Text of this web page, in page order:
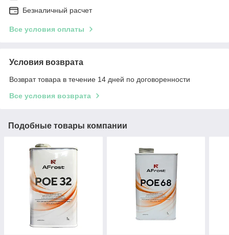
Безналичный расчет
Все условия оплаты
Условия возврата
Возврат товара в течение 14 дней по договоренности
Все условия возврата
Подобные товары компании